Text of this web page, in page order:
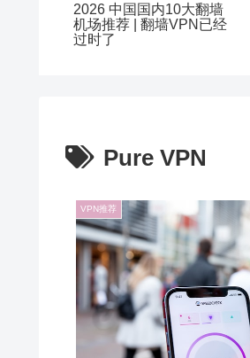
2026 中国国内10大翻墙
机场推荐 | 翻墙VPN已经
过时了
Pure VPN
VPN推荐